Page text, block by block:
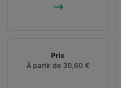
Prix
À partir de 30,60 €